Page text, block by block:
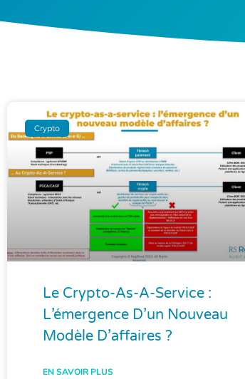
Crypto
Le Crypto-As-A-Service :
L’émergence D’un Nouveau
Modèle D’affaires ?
EN SAVOIR PLUS